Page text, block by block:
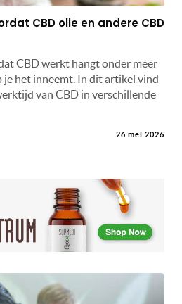
CBD olie en andere CBD
CBD werkt hangt onder meer
je het inneemt. In dit artikel vind
van CBD in verschillende
26 mei 2026